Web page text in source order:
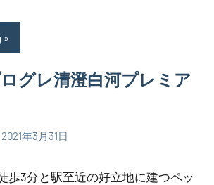
グレ清澄白河プレミア
2021年3月31日
歩3分と駅至近の好立地に建つペッ